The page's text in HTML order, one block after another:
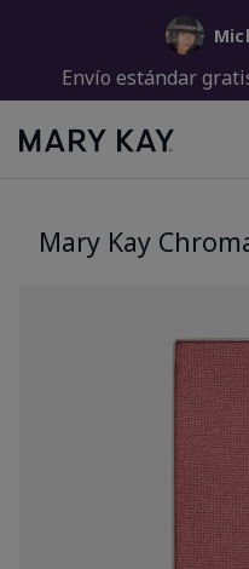
Envío estándar
Mary Kay